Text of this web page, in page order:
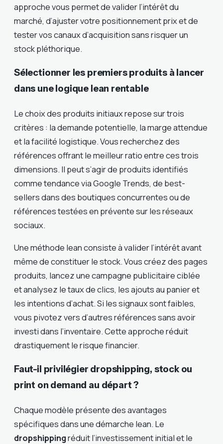
approche vous permet de valider l’intérêt du
marché, d’ajuster votre positionnement prix et de
tester vos canaux d’acquisition sans risquer un
stock pléthorique.
Sélectionner les premiers produits à lancer
dans une logique lean rentable
Le choix des produits initiaux repose sur trois
critères : la demande potentielle, la marge attendue
et la facilité logistique. Vous recherchez des
références offrant le meilleur ratio entre ces trois
dimensions. Il peut s’agir de produits identifiés
comme tendance via Google Trends, de best-
sellers dans des boutiques concurrentes ou de
références testées en prévente sur les réseaux
sociaux.
Une méthode lean consiste à valider l’intérêt avant
même de constituer le stock. Vous créez des pages
produits, lancez une campagne publicitaire ciblée
et analysez le taux de clics, les ajouts au panier et
les intentions d’achat. Si les signaux sont faibles,
vous pivotez vers d’autres références sans avoir
investi dans l’inventaire. Cette approche réduit
drastiquement le risque financier.
Faut-il privilégier dropshipping, stock ou
print on demand au départ ?
Chaque modèle présente des avantages
spécifiques dans une démarche lean. Le
dropshippingréduit l’investissement initial et le